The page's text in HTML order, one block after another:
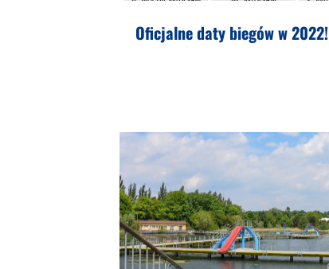
Oficjalne daty biegów w 2022!